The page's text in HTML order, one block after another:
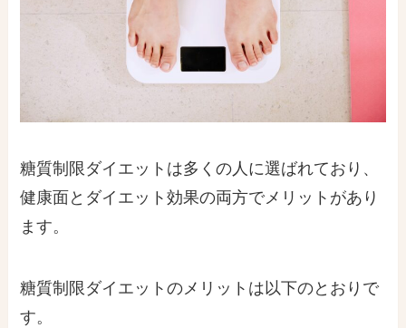
糖質制限ダイエットは多くの人に選ばれており、
健康面とダイエット効果の両方でメリットがあり
ます。
糖質制限ダイエットのメリットは以下のとおりで
す。